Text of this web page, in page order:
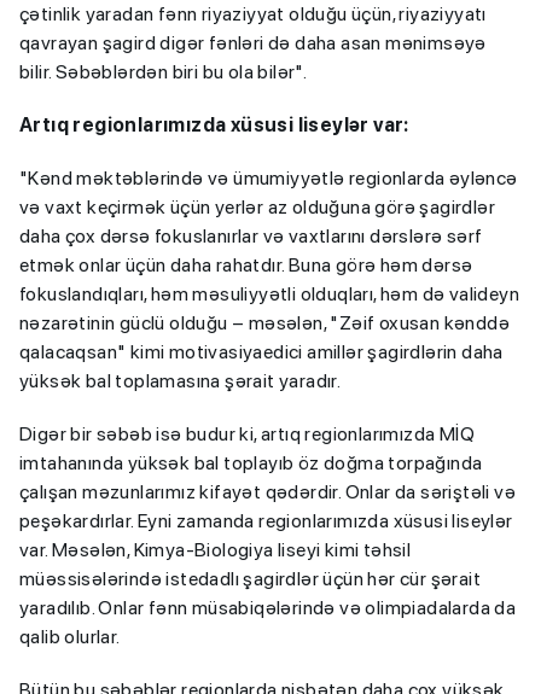
çətinlik yaradan fənn riyaziyyat olduğu üçün, riyaziyyatı
qavrayan şagird digər fənləri də daha asan mənimsəyə
bilir. Səbəblərdən biri bu ola bilər".
Artıq regionlarımızda xüsusi liseylər var:
"Kənd məktəblərində və ümumiyyətlə regionlarda əyləncə
və vaxt keçirmək üçün yerlər az olduğuna görə şagirdlər
daha çox dərsə fokuslanırlar və vaxtlarını dərslərə sərf
etmək onlar üçün daha rahatdır. Buna görə həm dərsə
fokuslandıqları, həm məsuliyyətli olduqları, həm də valideyn
nəzarətinin güclü olduğu – məsələn, "Zəif oxusan kənddə
qalacaqsan" kimi motivasiyaedici amillər şagirdlərin daha
yüksək bal toplamasına şərait yaradır.
Digər bir səbəb isə budur ki, artıq regionlarımızda MİQ
imtahanında yüksək bal toplayıb öz doğma torpağında
çalışan məzunlarımız kifayət qədərdir. Onlar da səriştəli və
peşəkardırlar. Eyni zamanda regionlarımızda xüsusi liseylər
var. Məsələn, Kimya-Biologiya liseyi kimi təhsil
müəssisələrində istedadlı şagirdlər üçün hər cür şərait
yaradılıb. Onlar fənn müsabiqələrində və olimpiadalarda da
qalib olurlar.
Bütün bu səbəblər regionlarda nisbətən daha çox yüksək